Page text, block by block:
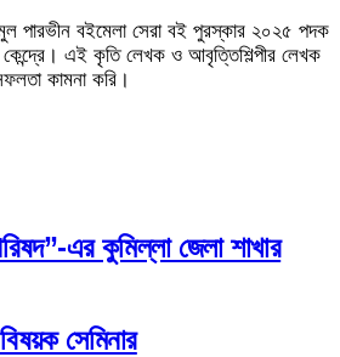
পারভীন বইমেলা সেরা বই পুরস্কার ২০২৫ পদক
কেন্দ্রে। এই কৃতি লেখক ও আবৃত্তিশিল্পীর লেখক
কামনা করি।
এর কুমিল্লা জেলা শাখার
সেমিনার